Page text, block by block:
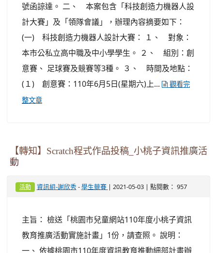
號函諒達。 二、 本案包含「科技創造力機器人設
計大賽」及「領隊會議」，辦理內容摘要如下：
(一) 科技創造力機器人設計大賽： １、 對象：
本市公私立高中職及中小學學生。 ２、 組別：創
意賽、 足球賽及競賽等3種。 ３、 時間及地點：
(１) 創意賽：110年6月5日(星期六)上...
觀看完
整文章
【轉知】Scratch程式作品投稿_小桃子資訊推廣活
動
活動 資訊組-謝欣秀- 學生競賽 | 2021-05-03 | 點閱數： 957
主旨： 檢送「桃園市兒童網站110年度小桃子資訊
教育推廣活動實施計畫」1份，請查照。 說明：
一、 依據桃園市110年度資訊教育推動細部計畫辦